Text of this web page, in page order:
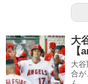
大
【
大
合が